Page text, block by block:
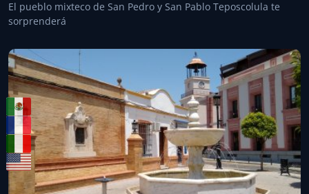
El pueblo mixteco de San Pedro y San Pablo Teposcolula te
sorprenderá